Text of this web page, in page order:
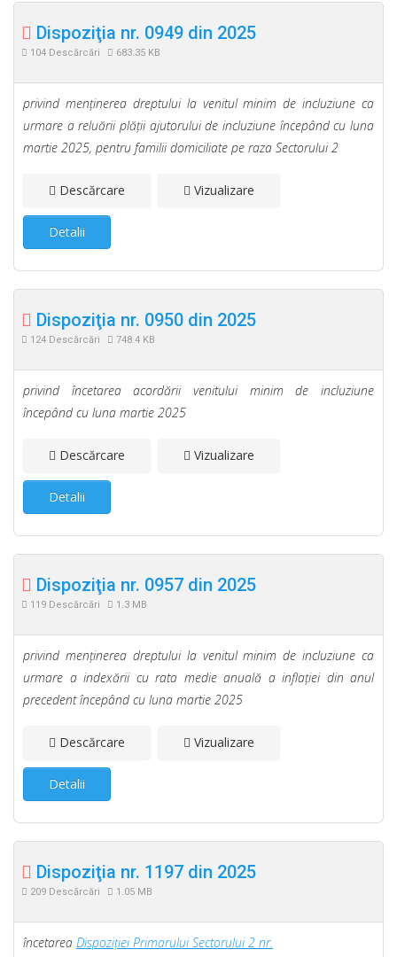
Dispoziţia nr. 0949 din 2025
104 Descărcări 683.35 KB
privind menţinerea dreptului la venitul minim de incluziune ca
urmare a reluării plăţii ajutorului de incluziune începând cu luna
martie 2025, pentru familii domiciliate pe raza Sectorului 2
Descărcare Vizualizare
Detalii
Dispoziţia nr. 0950 din 2025
124 Descărcări 748.4 KB
privind încetarea acordării venitului minim de incluziune
începând cu luna martie 2025
Descărcare Vizualizare
Detalii
Dispoziţia nr. 0957 din 2025
119 Descărcări 1.3 MB
privind menţinerea dreptului la venitul minim de incluziune ca
urmare a indexării cu rata medie anuală a inflaţiei din anul
precedent începând cu luna martie 2025
Descărcare Vizualizare
Detalii
Dispoziţia nr. 1197 din 2025
209 Descărcări 1.05 MB
încetarea Dispoziţiei Primarului Sectorului 2 nr.